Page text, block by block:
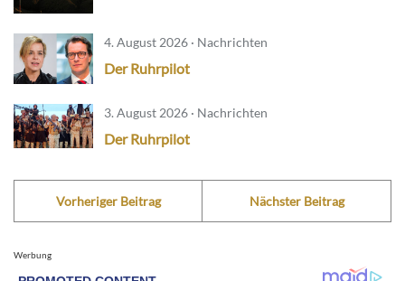
4. August 2026 · Nachrichten
Der Ruhrpilot
3. August 2026 · Nachrichten
Der Ruhrpilot
Vorheriger Beitrag Nächster Beitrag
Werbung